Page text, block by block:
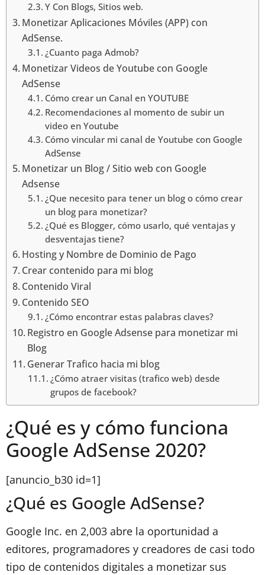
Y Con Blogs, Sitios web.
Monetizar Aplicaciones Móviles (APP) con
AdSense.
¿Cuanto paga Admob?
Monetizar Videos de Youtube con Google
AdSense
Cómo crear un Canal en YOUTUBE
Recomendaciones al momento de subir un
video en Youtube
Cómo vincular mi canal de Youtube con Google
AdSense
Monetizar un Blog / Sitio web con Google
Adsense
¿Que necesito para tener un blog o cómo crear
un blog para monetizar?
¿Qué es Blogger, cómo usarlo, qué ventajas y
desventajas tiene?
Hosting y Nombre de Dominio de Pago
Crear contenido para mi blog
Contenido Viral
Contenido SEO
¿Cómo encontrar estas palabras claves?
Registro en Google Adsense para monetizar mi
Blog
Generar Trafico hacia mi blog
¿Cómo atraer visitas (trafico web) desde
grupos de facebook?
¿Qué es y cómo funciona
Google AdSense 2020?
[anuncio_b30 id=1]
¿Qué es Google AdSense?
Google Inc. en 2,003 abre la oportunidad a
editores, programadores y creadores de casi todo
tipo de contenidos digitales a monetizar sus